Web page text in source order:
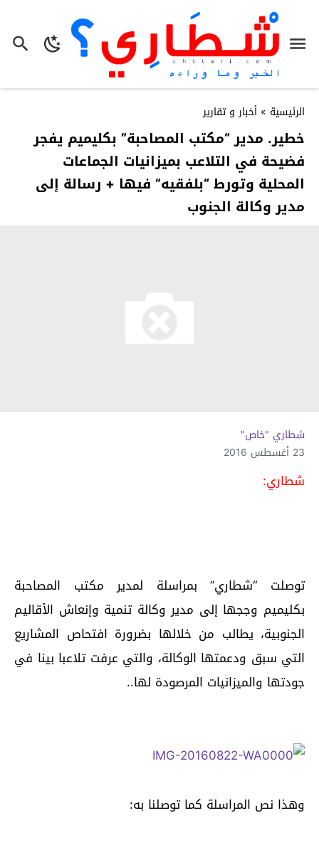
الرئيسية » أخبار و تقارير
خطير. مدير “مكتب المصاحبة” بكليميم يفجر
فضيحة في التلاعب بميزانيات الجماعات
المحلية وتورط “بلفقيه” فيها + رسالة إلى
مدير وكالة الجنوب
شطاري "خاص"
23 أغسطس 2016
شطاري:
توصلت “شطاري” بمراسلة لمدير مكتب المصاحبة
بكليميم وججها إلى مدير وكالة تنمية وإنعاش الأقاليم
الجنوبية، يطالب من خلالها بضرورة افتحاص المشاريع
التي سبق ودعمتها الوكالة، والتي عرفت تلاعبا بينا في
جودتها والميزانيات المرصودة لها..
وهذا نص المراسلة كما توصلنا به: